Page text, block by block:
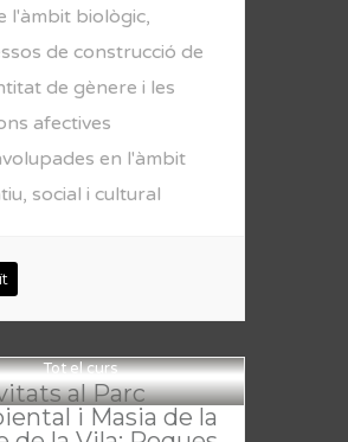
l'àmbit biològic,
de construcció de
de gènere i les
afectives
en l'àmbit
social i cultural
Tot el curs
al Parc
i Masia de la